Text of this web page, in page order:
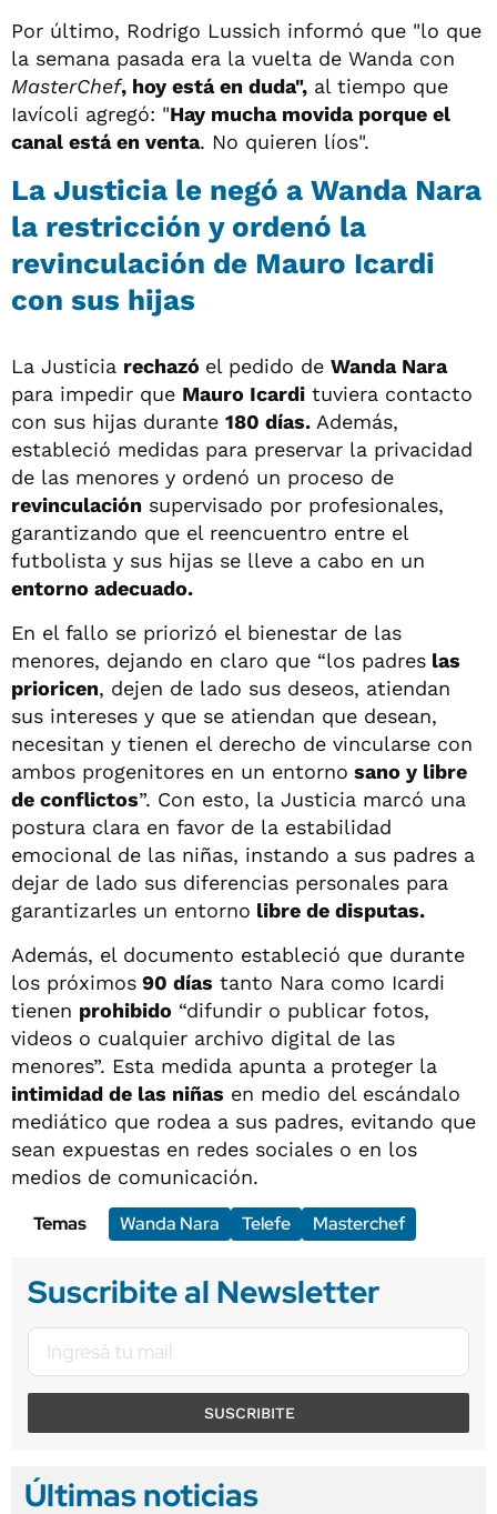
Por último, Rodrigo Lussich informó que "lo que
la semana pasada era la vuelta de Wanda con
MasterChef, hoy está en duda", al tiempo que
Iavícoli agregó: "Hay mucha movida porque el
canal está en venta. No quieren líos".
La Justicia le negó a Wanda Nara
la restricción y ordenó la
revinculación de Mauro Icardi
con sus hijas
La Justicia rechazó el pedido de Wanda Nara
para impedir que Mauro Icardi tuviera contacto
con sus hijas durante 180 días. Además,
estableció medidas para preservar la privacidad
de las menores y ordenó un proceso de
revinculación supervisado por profesionales,
garantizando que el reencuentro entre el
futbolista y sus hijas se lleve a cabo en un
entorno adecuado.
En el fallo se priorizó el bienestar de las
menores, dejando en claro que “los padres las
prioricen, dejen de lado sus deseos, atiendan
sus intereses y que se atiendan que desean,
necesitan y tienen el derecho de vincularse con
ambos progenitores en un entorno sano y libre
de conflictos”. Con esto, la Justicia marcó una
postura clara en favor de la estabilidad
emocional de las niñas, instando a sus padres a
dejar de lado sus diferencias personales para
garantizarles un entorno libre de disputas.
Además, el documento estableció que durante
los próximos 90 días tanto Nara como Icardi
tienen prohibido “difundir o publicar fotos,
videos o cualquier archivo digital de las
menores”. Esta medida apunta a proteger la
intimidad de las niñas en medio del escándalo
mediático que rodea a sus padres, evitando que
sean expuestas en redes sociales o en los
medios de comunicación.
Temas
Wanda Nara Telefe Masterchef
Suscribite al Newsletter
SUSCRIBITE
Últimas noticias